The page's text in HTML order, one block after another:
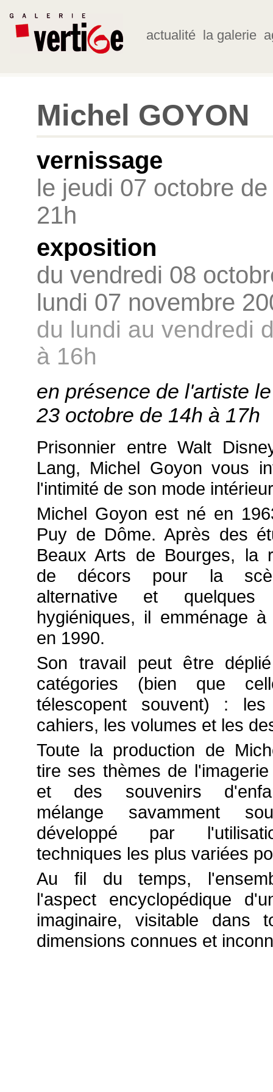
actualité la galerie
Michel GOYON
vernissage
le jeudi 07 octobre
21h
exposition
du vendredi 08
lundi 07 novembre
du lundi au vendredi
à 16h
en présence de l'artiste
23 octobre de 14h à 17h
Prisonnier entre Walt
Lang, Michel Goyon vous
l'intimité de son mode
Michel Goyon est né en
Puy de Dôme. Après des
Beaux Arts de Bourges, la
de décors pour la
alternative et quelques
hygiéniques, il emménage à
en 1990.
Son travail peut être
catégories (bien que
télescopent souvent) :
cahiers, les volumes et les
Toute la production de
tire ses thèmes de l'imagerie
et des souvenirs
mélange savamment
développé par
techniques les plus variées
Au fil du temps,
l'aspect encyclopédique
imaginaire, visitable dans
dimensions connues et